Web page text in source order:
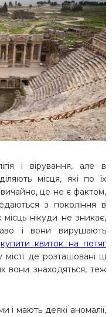
і вірування, але в
місця, які по їх
це не є фактом,
з покоління в
нікуди не зникає,
і вони вирушають
купити квиток на потяг
де розташовані ці
вони знаходяться, теж
і мають деякі аномалії,